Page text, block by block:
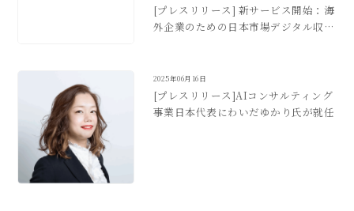
[プレスリリース] 新サービス開始：海
外企業のための日本市場デジタル収益
2025年06月16日
[プレスリリース]AIコンサルティング
事業日本代表にわいだゆかり氏が就任